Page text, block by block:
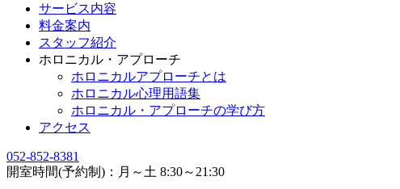
サービス内容
料金案内
スタッフ紹介
ホロニカル・アプローチ
ホロニカルアプローチとは
ホロニカル心理用語集
ホロニカル・アプローチの学び方
アクセス
052-852-8381
開室時間(予約制)：月～土 8:30～21:30